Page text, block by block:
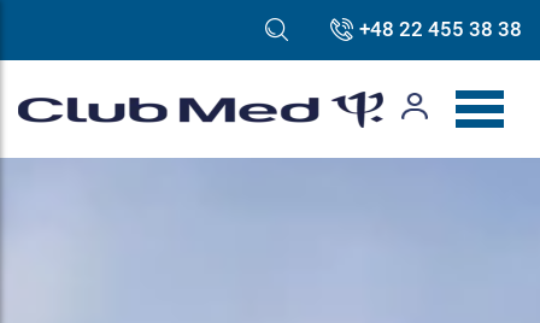
+48 22 455 38 38